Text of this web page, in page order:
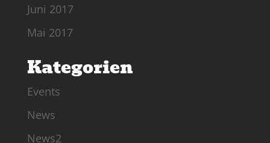
Juni 2017
Mai 2017
Kategorien
Events
News
News2